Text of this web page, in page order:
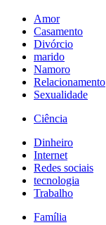
Amor
Casamento
Divórcio
marido
Namoro
Relacionamento
Sexualidade
Ciência
Dinheiro
Internet
Redes sociais
tecnologia
Trabalho
Família